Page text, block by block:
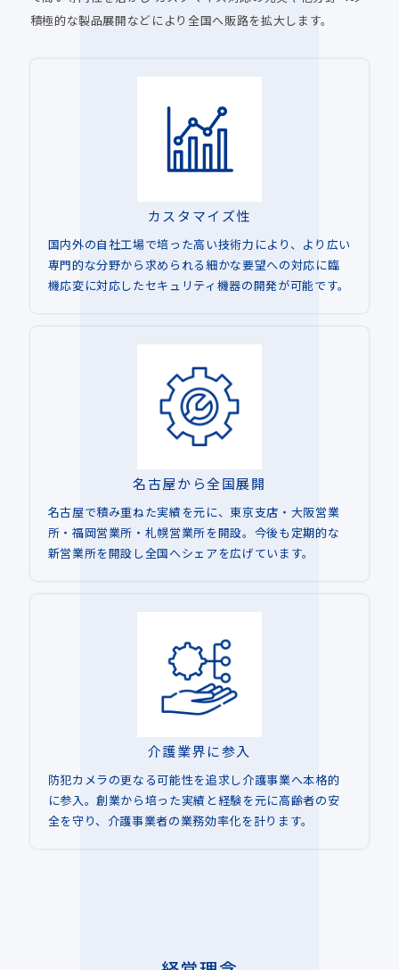
積極的な製品展開などにより全国へ販路を拡大します。
カスタマイズ性
国内外の自社工場で培った高い技術力により、より広い
専門的な分野から求められる細かな要望への対応に臨
機応変に対応したセキュリティ機器の開発が可能です。
名古屋から全国展開
名古屋で積み重ねた実績を元に、東京支店・大阪営業
所・福岡営業所・札幌営業所を開設。今後も定期的な
新営業所を開設し全国へシェアを広げています。
介護業界に参入
防犯カメラの更なる可能性を追求し介護事業へ本格的
に参入。創業から培った実績と経験を元に高齢者の安
全を守り、介護事業者の業務効率化を計ります。